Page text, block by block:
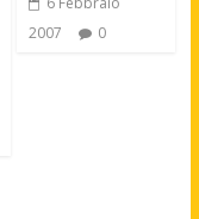
2007
0